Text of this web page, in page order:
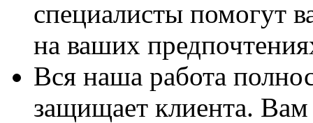
специалисты помогут
на ваших
Вся наша работа
защищает клиента. Вам